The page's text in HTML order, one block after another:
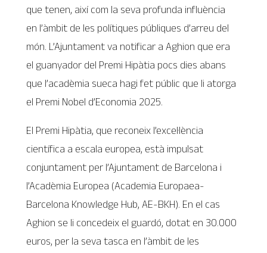
que tenen, així com la seva profunda influència
en l’àmbit de les polítiques públiques d’arreu del
món. L’Ajuntament va notificar a Aghion que era
el guanyador del Premi Hipàtia pocs dies abans
que l’acadèmia sueca hagi fet públic que li atorga
el Premi Nobel d’Economia 2025.
El Premi Hipàtia, que reconeix l’excel·lència
científica a escala europea, està impulsat
conjuntament per l’Ajuntament de Barcelona i
l’Acadèmia Europea (Academia Europaea-
Barcelona Knowledge Hub, AE-BKH). En el cas
Aghion se li concedeix el guardó, dotat en 30.000
euros, per la seva tasca en l’àmbit de les